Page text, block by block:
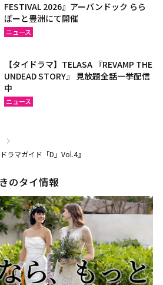
FESTIVAL 2026』アーバンドック らら
ぽーと豊洲にて開催
ニュース
【タイドラマ】TELASA 『REVAMP THE
UNDEAD STORY』 見放題全話一挙配信
中
ニュース
ラマガイド「D」Vol.4』
のタイ情報